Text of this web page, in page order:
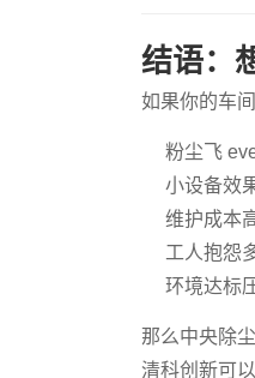
结语：
如果你的车
粉尘飞
小设备效
维护成本
工人抱怨
环境达标
那么中央除
清科创新可